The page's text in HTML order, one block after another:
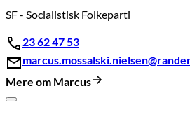
SF - Socialistisk Folkeparti
23 62 47 53
Mere om Marcus